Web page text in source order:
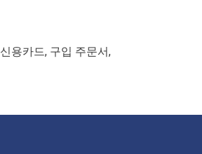
용카드, 구입 주문서,